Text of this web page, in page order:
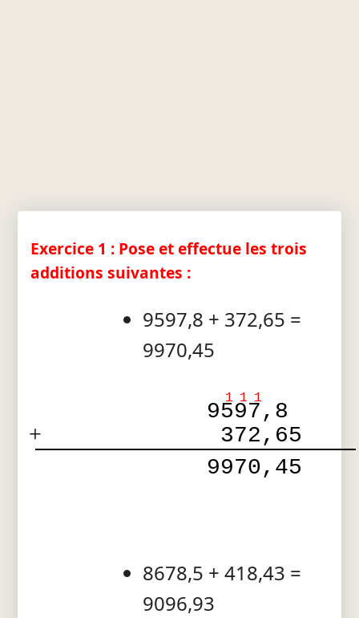
Exercice 1 : Pose et effectue les trois
additions suivantes :
9597,8 + 372,65 =
9970,45
1 1 1
9597,8
+
372,65
9970,45
8678,5 + 418,43 =
9096,93